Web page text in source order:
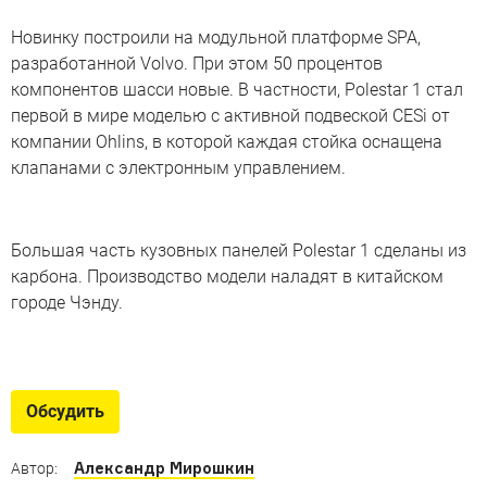
Новинку построили на модульной платформе SPA,
разработанной Volvo. При этом 50 процентов
компонентов шасси новые. В частности, Polestar 1 стал
первой в мире моделью с активной подвеской CESi от
компании Ohlins, в которой каждая стойка оснащена
клапанами с электронным управлением.
Большая часть кузовных панелей Polestar 1 сделаны из
карбона. Производство модели наладят в китайском
городе Чэнду.
Лучшие гоночные автомобили шведской марки,
которая прощается с автоспортом
Обсудить
Автор: Александр Мирошкин